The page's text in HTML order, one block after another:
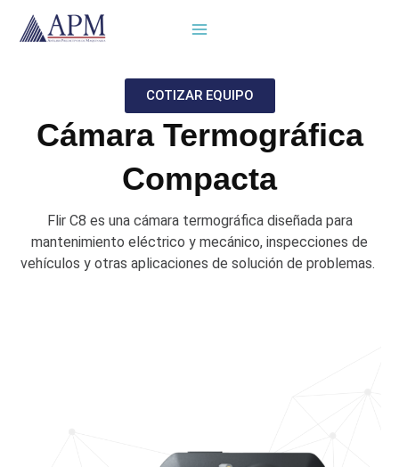
COTIZAR EQUIPO
Cámara Termográfica
Compacta
Flir C8 es una cámara termográfica diseñada para
mantenimiento eléctrico y mecánico, inspecciones de
vehículos y otras aplicaciones de solución de problemas.